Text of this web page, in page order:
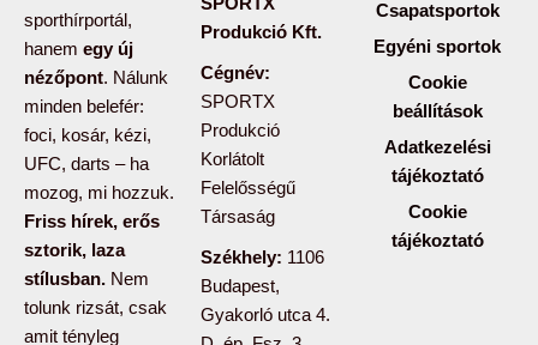
sporthírportál,
hanem egy új
nézőpont. Nálunk
minden belefér:
foci, kosár, kézi,
UFC, darts – ha
mozog, mi hozzuk.
Friss hírek, erős
sztorik, laza
stílusban. Nem
tolunk rizsát, csak
amit tényleg
Produkció Kft.
Cégnév:
SPORTX
Produkció
Korlátolt
Felelősségű
Társaság
Székhely: 1106
Budapest,
Gyakorló utca 4.
Csapatsportok
Egyéni sportok
Cookie
beállítások
Adatkezelési
tájékoztató
Cookie
tájékoztató